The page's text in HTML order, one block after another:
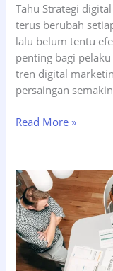
Tahu Strategi
terus berubah
lalu belum tentu
penting bagi
tren digital
persaingan
Strategi
Marketing
2026
yang
Wajib
Pelaku
Bisnis
Tahu
Read More »